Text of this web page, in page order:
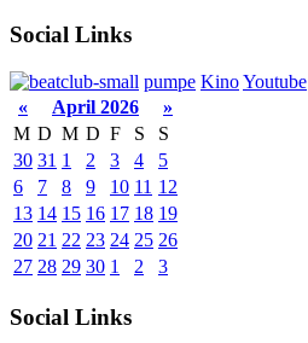
Social Links
pumpe KinoYoutube
«
April 2026
»
M D M D F S
S
30 31 1 2 3 4
5
6
7 8 9 10 11 12
13 14 15 16 17 18 19
20 21 22 23 24 25 26
27 28 29 30 1 2 3
Social Links